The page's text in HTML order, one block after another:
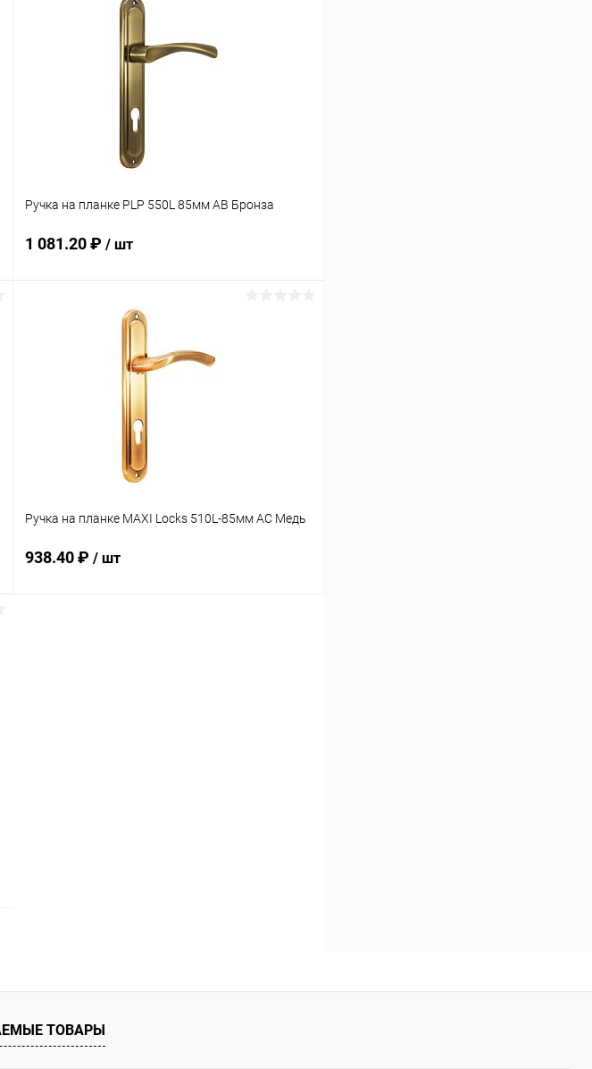
Ручка на планке PLP 550L 85мм AB Бронза
1 081.20 ₽ / шт
В корзину
Купить в 1 клик Сравнение
Ручка на планке MAXI Locks 510L-85мм AC Медь
938.40 ₽ / шт
ТОВАРЫ